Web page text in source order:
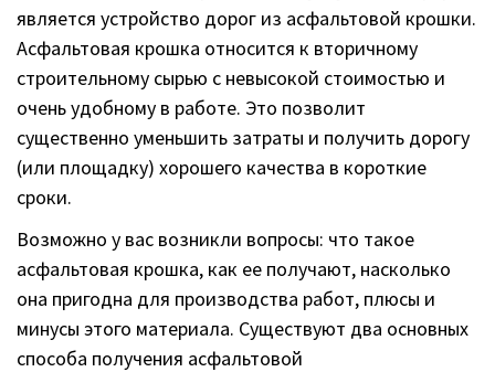
является устройство дорог из асфальтовой крошки.
Асфальтовая крошка относится к вторичному
строительному сырью с невысокой стоимостью и
очень удобному в работе. Это позволит
существенно уменьшить затраты и получить дорогу
(или площадку) хорошего качества в короткие
сроки.
Возможно у вас возникли вопросы: что такое
асфальтовая крошка, как ее получают, насколько
она пригодна для производства работ, плюсы и
минусы этого материала. Существуют два основных
способа получения асфальтовой